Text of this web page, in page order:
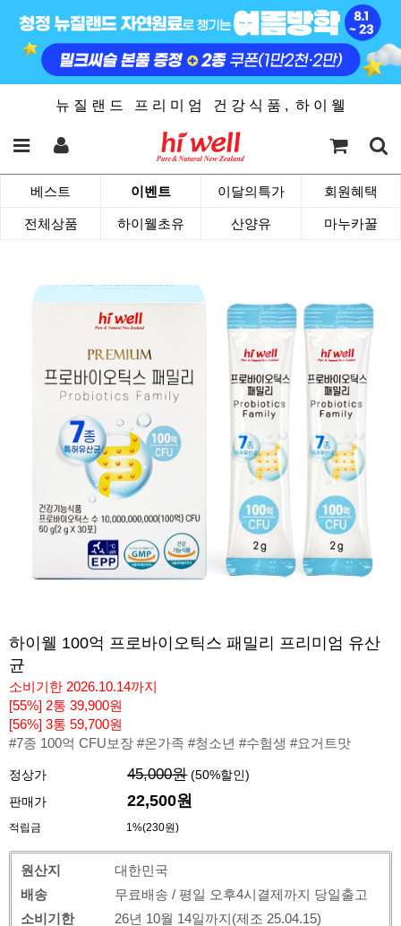
뉴 질 랜 드 프 리 미 엄 건 강 식 품 , 하 이 웰
베스트 이벤트 이달의특가 회원혜택
전체상품 하이웰초유 산양유 마누카꿀
하이웰 100억 프로바이오틱스 패밀리 프리미엄 유산
균
소비기한 2026.10.14까지
[55%] 2통 39,900원
[56%] 3통 59,700원
#7종 100억 CFU보장 #온가족 #청소년 #수험생 #요거트맛
정상가 45,000원 (50%할인)
판매가
22,500원
적립금 1%(230원)
원산지
대한민국
배송
무료배송 / 평일 오후4시결제까지 당일출고
소비기한
26년 10월 14일까지(제조 25.04.15)